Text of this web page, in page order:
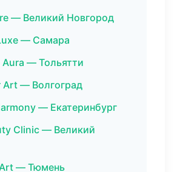
— Великий Новгород
— Самара
— Тольятти
— Волгоград
— Екатеринбург
Clinic — Великий
Art — Тюмень